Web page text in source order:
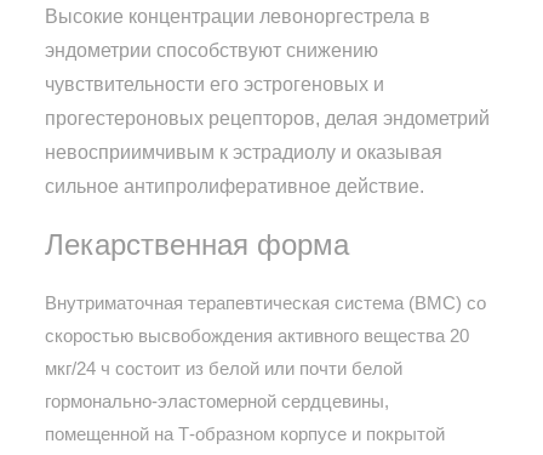
Высокие концентрации левоноргестрела в
эндометрии способствуют снижению
чувствительности его эстрогеновых и
прогестероновых рецепторов, делая эндометрий
невосприимчивым к эстрадиолу и оказывая
сильное антипролиферативное действие.
Лекарственная форма
Внутриматочная терапевтическая система (ВМС) со
скоростью высвобождения активного вещества 20
мкг/24 ч состоит из белой или почти белой
гормонально-эластомерной сердцевины,
помещенной на Т-образном корпусе и покрытой